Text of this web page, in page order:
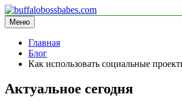
Перейти
к
содержимому
buffalobossbabes.com
информационный сайт
Меню
Главная
Блог
Как использовать социальные
Актуальное сегодня